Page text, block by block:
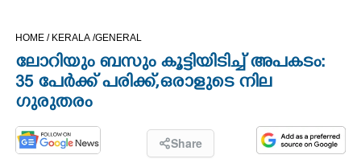
OPINION
PHOTOS
HOME / KERALA /GENERAL
ലോറിയും ബസും കൂട്ടിയിടിച്ച് അപകടം:
35 പേർക്ക് പരിക്ക്,ഒരാളുടെ നില
ഗുരുതരം
Share